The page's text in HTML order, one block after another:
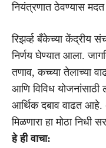
नियंत्रणात ठेवण्यास
रिझर्व्ह बँकेच्या केंद्रीय
निर्णय घेण्यात आला.
तणाव, कच्च्या तेलाच्या
आणि विविध योजनांसाठी
आर्थिक दबाव वाढत आहे.
मिळणारा हा मोठा निधी
हे ही वाचा: